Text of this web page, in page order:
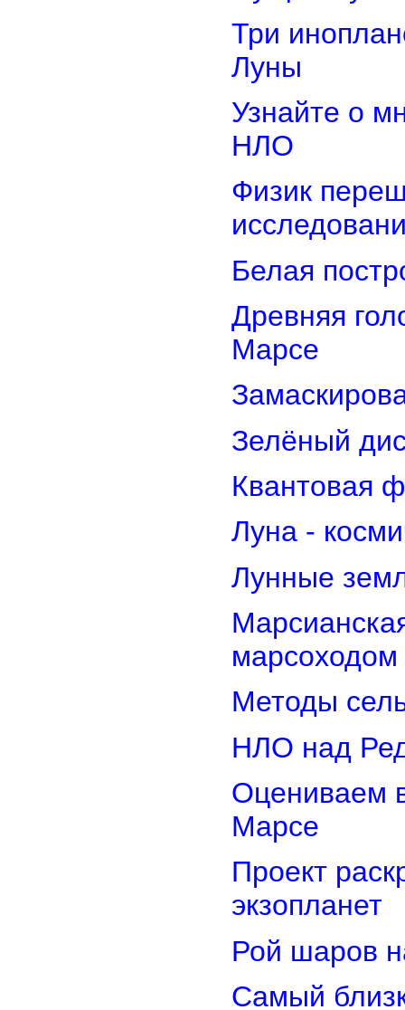
Три
Луны
Узнайте о
НЛО
Физик
Белая
Древняя
Марсе
Зелёный
Квантовая
Луна -
Лунные
марсоходом
Методы
НЛО над
Оцениваем
Марсе
Проект
экзопланет
Рой шаров
Самый